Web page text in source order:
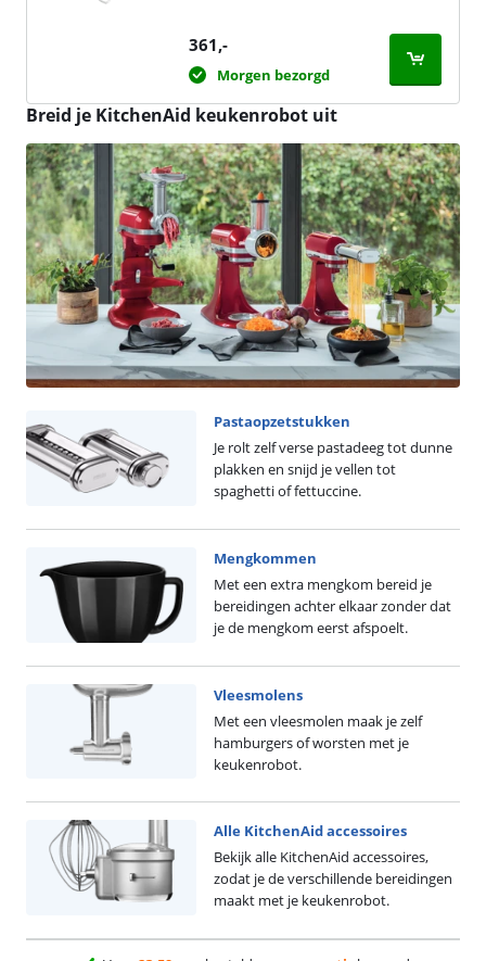
361,-
Morgen bezorgd
Breid je KitchenAid keukenrobot uit
Pastaopzetstukken
Je rolt zelf verse pastadeeg tot dunne
plakken en snijd je vellen tot
spaghetti of fettuccine.
Mengkommen
Met een extra mengkom bereid je
bereidingen achter elkaar zonder dat
je de mengkom eerst afspoelt.
Vleesmolens
Met een vleesmolen maak je zelf
hamburgers of worsten met je
keukenrobot.
Alle KitchenAid accessoires
Bekijk alle KitchenAid accessoires,
zodat je de verschillende bereidingen
maakt met je keukenrobot.